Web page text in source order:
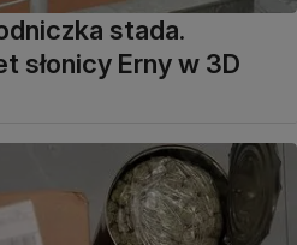
stada.
słonicy Erny w 3D